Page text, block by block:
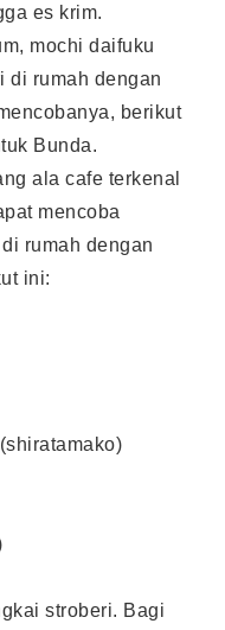
es krim.
mochi daifuku
di rumah dengan
berikut
Bunda.
ala cafe terkenal
mencoba
rumah dengan
ini:
stroberi. Bagi